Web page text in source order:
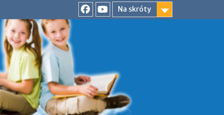
Na skróty
FacebookYouTube